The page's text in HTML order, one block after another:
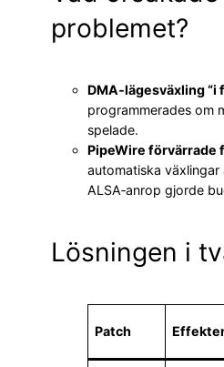
problemet?
DMA‑lägesväxling “i
programmerades om
spelade.
PipeWire förvärrade
automatiska växlingar
ALSA‑anrop gjorde
Lösningen i
Patch